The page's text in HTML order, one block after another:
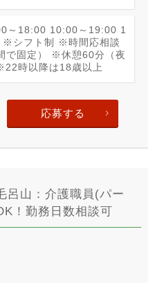
～18:00 10:00～19:00 1
※シフト制 ※時間応相談
で固定） ※休憩60分（夜
時以降は18歳以上
応募する
呂山：介護職員(パー
！勤務日数相談可